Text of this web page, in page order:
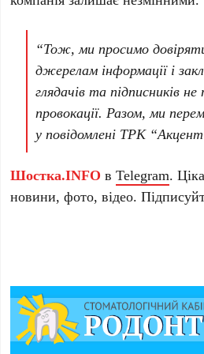
“Тож, ми просимо
джерелам інформації і
глядачів та підписників
провокації. Разом, ми
у повідомлені ТРК
Шостка.INFO вTelegram.
новини, фото, відео.